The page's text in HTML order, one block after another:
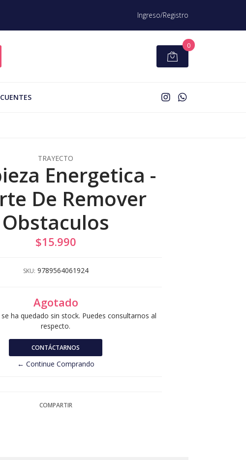
Ingreso/Registro
0
TRAYECTO
Energetica -
De Remover
Obstaculos
$15.990
SKU: 9789564061924
Agotado
ha quedado sin stock. Puedes consultarnos al
respecto.
CONTÁCTARNOS
← Continue Comprando
COMPARTIR